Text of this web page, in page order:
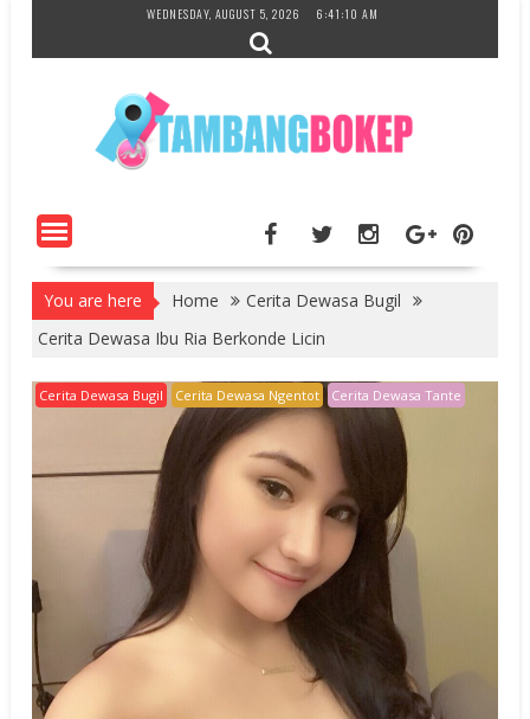
content
WEDNESDAY, AUGUST 5, 2026 6:41:12 AM
You are here Home
Cerita Dewasa Bugil
Cerita Dewasa Ibu Ria Berkonde Licin
Cerita Dewasa Bugil Cerita Dewasa Ngentot Cerita Dewasa Tante